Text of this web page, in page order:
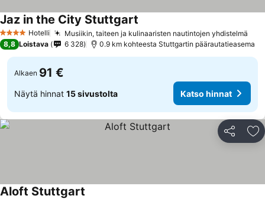
4 Tähtiluokitus
Hotelli Musiikin, taiteen ja kulinaaristen nautintojen yhdistelmä
Jaz in the City Stuttgart
8,8 Loistava 6 328 0.9 km kohteesta Stuttgartin päärautatieasema
Alkaen 91 €
Näytä hinnat 15 sivustolta Katso hinnat
Jaa
Aloft Stuttgart